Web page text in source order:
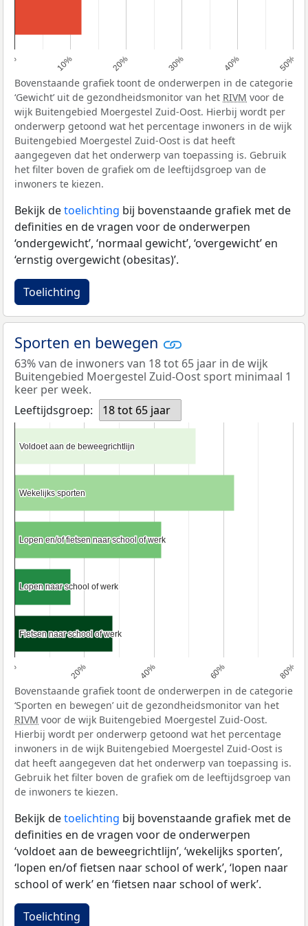
0% 10% 20% 30% 40% 50%
Bovenstaande grafiek toont de onderwerpen in de categorie
‘Gewicht’ uit de gezondheidsmonitor van het RIVM voor de
wijk Buitengebied Moergestel Zuid-Oost. Hierbij wordt per
onderwerp getoond wat het percentage inwoners in de wijk
Buitengebied Moergestel Zuid-Oost is dat heeft
aangegeven dat het onderwerp van toepassing is. Gebruik
het filter boven de grafiek om de leeftijdsgroep van de
inwoners te kiezen.
Bekijk detoelichting bij bovenstaande grafiek met de
definities en de vragen voor de onderwerpen
‘ondergewicht’, ‘normaal gewicht’, ‘overgewicht’ en
‘ernstig overgewicht (obesitas)’.
Toelichting
Sporten en bewegen
63% van de inwoners van 18 tot 65 jaar in de wijk
Buitengebied Moergestel Zuid-Oost sport minimaal 1
keer per week.
Leeftijdsgroep:
18 tot 65 jaar
0% 20% 40% 60% 80%
Voldoet aan de beweegrichtlijn
Voldoet aan de beweegrichtlijn
Wekelijks sporten
Wekelijks sporten
Lopen en/of fietsen naar school of werk
Lopen en/of fietsen naar school of werk
Lopen naar school of werk
Lopen naar school of werk
Fietsen naar school of werk
Fietsen naar school of werk
Bovenstaande grafiek toont de onderwerpen in de categorie
‘Sporten en bewegen’ uit de gezondheidsmonitor van het
RIVM voor de wijk Buitengebied Moergestel Zuid-Oost.
Hierbij wordt per onderwerp getoond wat het percentage
inwoners in de wijk Buitengebied Moergestel Zuid-Oost is
dat heeft aangegeven dat het onderwerp van toepassing is.
Gebruik het filter boven de grafiek om de leeftijdsgroep van
de inwoners te kiezen.
Bekijk detoelichting bij bovenstaande grafiek met de
definities en de vragen voor de onderwerpen
‘voldoet aan de beweegrichtlijn’, ‘wekelijks sporten’,
‘lopen en/of fietsen naar school of werk’, ‘lopen naar
school of werk’ en ‘fietsen naar school of werk’.
Toelichting